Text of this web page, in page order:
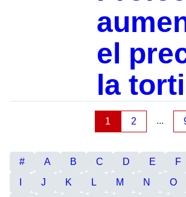
el
la
1 2 ...
# A B C D E F
J K L M N O